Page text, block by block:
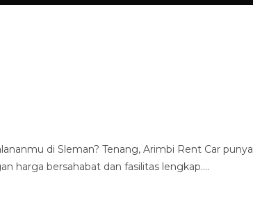
di Sleman? Tenang, Arimbi Rent Car punya
harga bersahabat dan fasilitas lengkap.…